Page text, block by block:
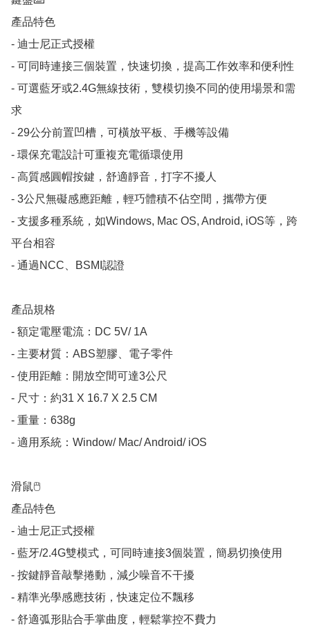
產品特色
- 迪士尼正式授權
- 可同時連接三個裝置，快速切換，提高工作效率和便利性
- 可選藍牙或2.4G無線技術，雙模切換不同的使用場景和需
求
- 29公分前置凹槽，可橫放平板、手機等設備
- 環保充電設計可重複充電循環使用
- 高質感圓帽按鍵，舒適靜音，打字不擾人
- 3公尺無礙感應距離，輕巧體積不佔空間，攜帶方便
- 支援多種系統，如Windows, Mac OS, Android, iOS等，跨
平台相容
- 通過NCC、BSMI認證
產品規格
- 額定電壓電流：DC 5V/ 1A
- 主要材質：ABS塑膠、電子零件
- 使用距離：開放空間可達3公尺
- 尺寸：約31 X 16.7 X 2.5 CM
- 重量：638g
- 適用系統：Window/ Mac/ Android/ iOS
滑鼠🖱
產品特色
- 迪士尼正式授權
- 藍牙/2.4G雙模式，可同時連接3個裝置，簡易切換使用
- 按鍵靜音敲擊捲動，減少噪音不干擾
- 精準光學感應技術，快速定位不飄移
- 舒適弧形貼合手掌曲度，輕鬆掌控不費力